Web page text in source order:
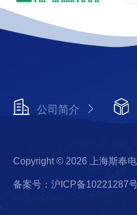
公司简介
Copyright © 2026 上海斯奉
备案号：沪ICP备10221287